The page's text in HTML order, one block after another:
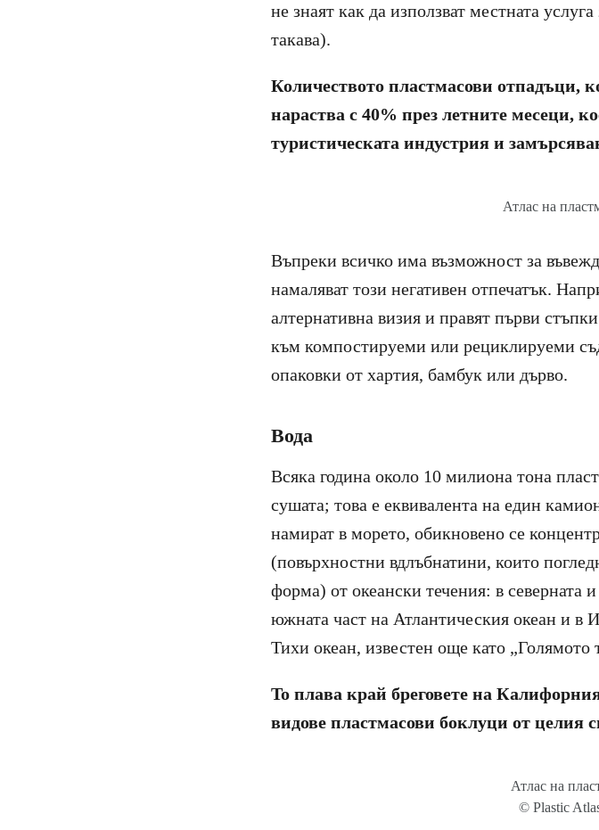
не знаят как да използват местната
такава).
Количеството пластмасови отпадъци,
нараства с 40% през летните месеци,
туристическата индустрия и
Атлас на
Въпреки всичко има възможност за
намаляват този негативен отпечатък.
алтернативна визия и правят първи
към компостируеми или рециклируеми
опаковки от хартия, бамбук или дърво.
Вода
Всяка година около 10 милиона тона
сушата; това е еквивалента на един
намират в морето, обикновено се
(повърхностни вдлъбнатини, които
форма) от океански течения: в северната
южната част на Атлантическия океан и в
Тихи океан, известен още като „Голямото
To плава край бреговете на
видове пластмасови боклуци от целия
Атлас на
© Plastic